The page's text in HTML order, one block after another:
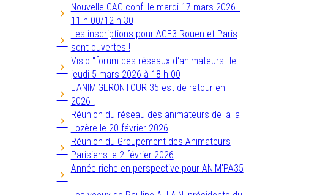
Nouvelle GAG-conf' le mardi 17 mars 2026 -
11 h 00/12 h 30
Les inscriptions pour AGE3 Rouen et Paris
sont ouvertes !
Visio "forum des réseaux d'animateurs" le
jeudi 5 mars 2026 à 18 h 00
L'ANIM'GERONTOUR 35 est de retour en
2026 !
Réunion du réseau des animateurs de la la
Lozère le 20 février 2026
Réunion du Groupement des Animateurs
Parisiens le 2 février 2026
Année riche en perspective pour ANIM'PA35
!